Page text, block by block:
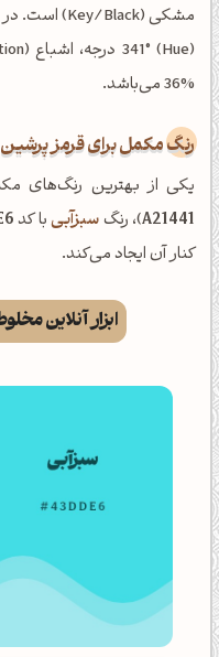
36% می‌باشد.
رنگ مکمل برای قرمز پرشین
یکی از بهترین رنگ‌های
A21441)، رنگسبزآبیبا کد
کنار آن ایجاد می‌کند.
ابزار آنلاین